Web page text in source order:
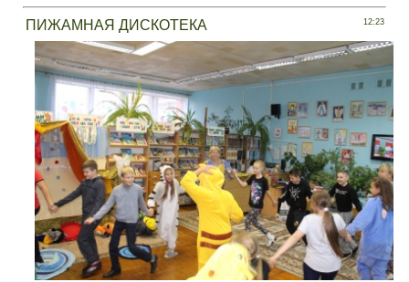
12:23
ПИЖАМНАЯ ДИСКОТЕКА